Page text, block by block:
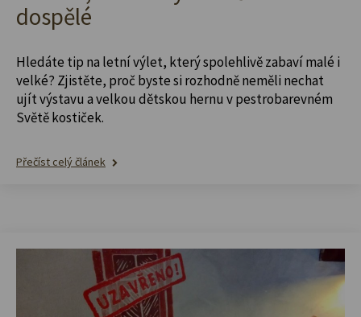
dospělé
Hledáte tip na letní výlet, který spolehlivě zabaví malé i
velké? Zjistěte, proč byste si rozhodně neměli nechat
ujít výstavu a velkou dětskou hernu v pestrobarevném
Světě kostiček.
Přečíst celý článek